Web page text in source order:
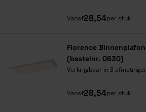
Vanaf28,54per stuk
Florence
(bestelnr. 0630)
Verkrijgbaar in 3
Vanaf28,54per stuk